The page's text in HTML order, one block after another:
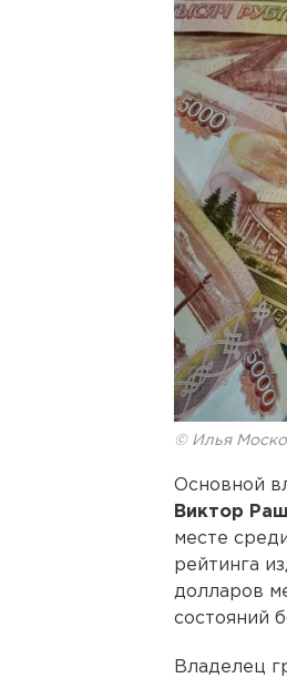
© Илья
Основной
Виктор
месте
рейтинга
долларов
состояний
Владелец